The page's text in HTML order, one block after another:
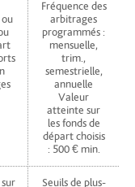
Fréquence des
arbitrages
programmés :
mensuelle,
trim.,
semestrielle,
annuelle
Valeur
atteinte sur
les fonds de
départ choisis
: 500 € min.
Seuils de plus-